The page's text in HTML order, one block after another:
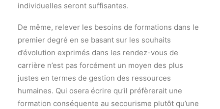
individuelles seront suffisantes.
De même, relever les besoins de formations dans le
premier degré en se basant sur les souhaits
d’évolution exprimés dans les rendez-vous de
carrière n’est pas forcément un moyen des plus
justes en termes de gestion des ressources
humaines. Qui osera écrire qu’il préfèrerait une
formation conséquente au secourisme plutôt qu’une